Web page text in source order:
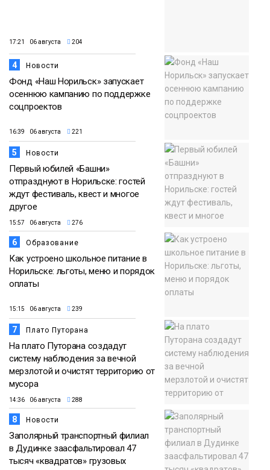
17:21 06 августа 204
4 Новости
Фонд «Наш Норильск» запускает
осеннюю кампанию по поддержке
соцпроектов
16:39 06 августа 221
5 Новости
Первый юбилей «Башни»
отпразднуют в Норильске: гостей
ждут фестиваль, квест и многое
другое
15:57 06 августа 276
6 Образование
Как устроено школьное питание в
Норильске: льготы, меню и порядок
оплаты
15:15 06 августа 239
7 Плато Путорана
На плато Путорана создадут
систему наблюдения за вечной
мерзлотой и очистят территорию от
мусора
14:36 06 августа 288
8 Новости
Заполярный транспортный филиал
в Дудинке заасфальтировал 47
тысяч «квадратов» грузовых